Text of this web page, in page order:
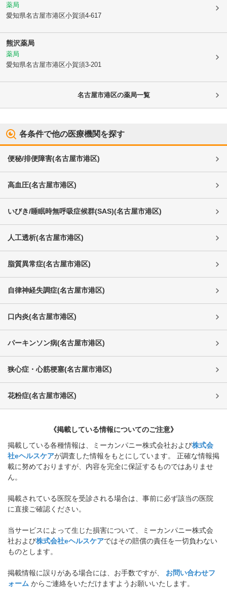
薬局
愛知県名古屋市港区小賀須4-617
熊沢薬局
薬局
愛知県名古屋市港区小賀須3-201
名古屋市港区の薬局一覧
各条件で他の医療機関を探す
便秘/排便障害(名古屋市港区)
高血圧(名古屋市港区)
いびき/睡眠時無呼吸症候群(SAS)(名古屋市港区)
人工透析(名古屋市港区)
脂質異常症(名古屋市港区)
自律神経失調症(名古屋市港区)
口内炎(名古屋市港区)
パーキンソン病(名古屋市港区)
狭心症・心筋梗塞(名古屋市港区)
花粉症(名古屋市港区)
《掲載している情報についてのご注意》
掲載している各種情報は、ミーカンパニー株式会社および株式会
社eヘルスケアが調査した情報をもとにしています。 正確な情報掲
載に努めておりますが、内容を完全に保証するものではありませ
ん。
掲載されている医院を受診される場合は、事前に必ず該当の医院
に直接ご確認ください。
当サービスによって生じた損害について、ミーカンパニー株式会
社および株式会社eヘルスケアではその賠償の責任を一切負わない
ものとします。
掲載情報に誤りがある場合には、お手数ですが、
お問い合わせフ
ォーム からご連絡をいただけますようお願いいたします。